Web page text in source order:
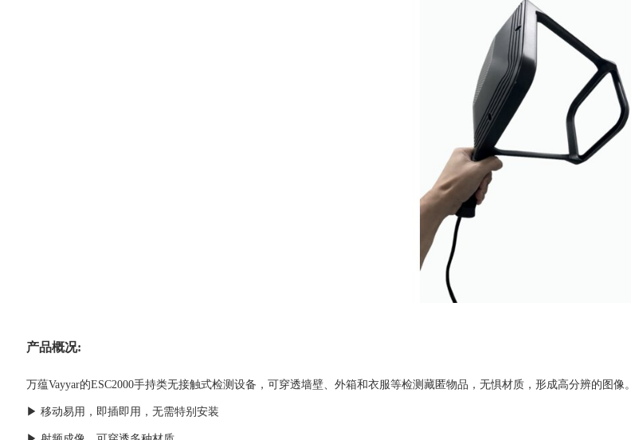
产品概况:
万蕴Vayyar的ESC2000手持类无接触式检测设备，可穿透墙壁、外箱和衣服等检测藏匿物品，无惧材质，形成高分辨的图像。
▶ 移动易用，即插即用，无需特别安装